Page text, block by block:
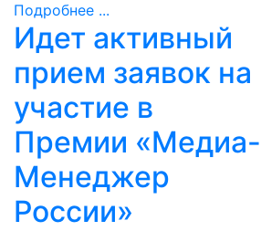
Подробнее ...
Идет активный
прием заявок на
участие в
Премии «Медиа-
Менеджер
России»